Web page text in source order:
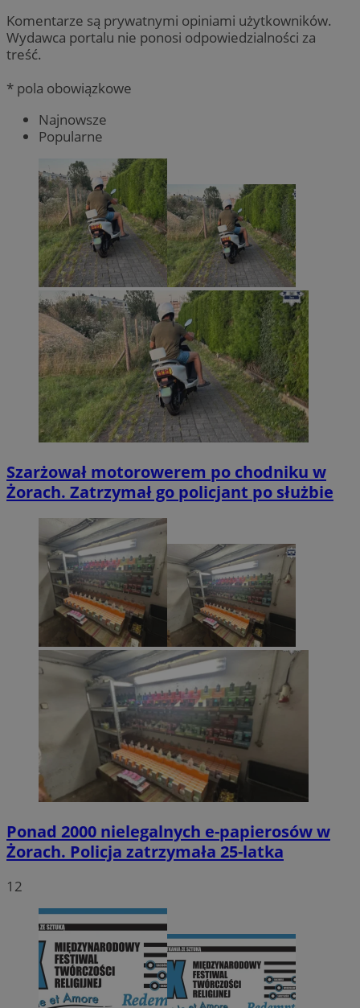
Komentarze są prywatnymi opiniami użytkowników.
Wydawca portalu nie ponosi odpowiedzialności za
treść.
* pola obowiązkowe
Najnowsze
Popularne
Szarżował motorowerem po chodniku w
Żorach. Zatrzymał go policjant po służbie
Ponad 2000 nielegalnych e-papierosów w
Żorach. Policja zatrzymała 25-latka
12